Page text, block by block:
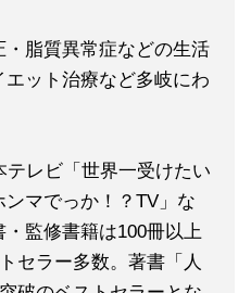
脂質異常症などの生活
ット治療など多岐にわ
レビ「世界一受けたい
マでっか！？TV」な
監修書籍は100冊以上
セラー多数。著書「人